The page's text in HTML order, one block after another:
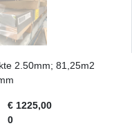
2.50mm; 81,25m2
€ 1225,00
0